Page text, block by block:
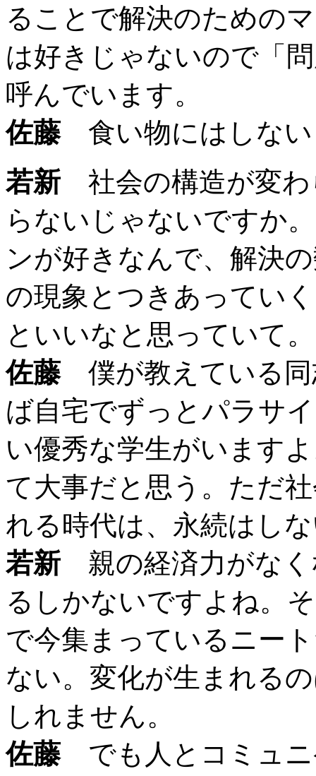
ることで解決のための
は好きじゃないので「
呼んでいます。
佐藤食い物にはしない
若新 社会の構造が変わ
らないじゃないですか
ンが好きなんで、解決
の現象とつきあってい
といいなと思っていて。
佐藤僕が教えている同
ば自宅でずっとパラサ
い優秀な学生がいます
て大事だと思う。ただ
れる時代は、永続はし
若新 親の経済力がなく
るしかないですよね。
で今集まっているニー
ない。変化が生まれる
しれません。
佐藤でも人とコミュニ